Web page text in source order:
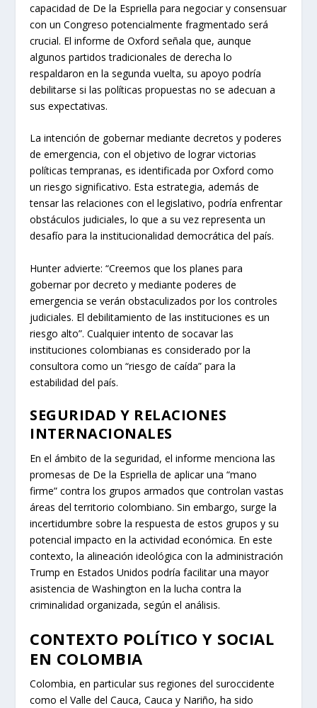
capacidad de De la Espriella para negociar y consensuar
con un Congreso potencialmente fragmentado será
crucial. El informe de Oxford señala que, aunque
algunos partidos tradicionales de derecha lo
respaldaron en la segunda vuelta, su apoyo podría
debilitarse si las políticas propuestas no se adecuan a
sus expectativas.
La intención de gobernar mediante decretos y poderes
de emergencia, con el objetivo de lograr victorias
políticas tempranas, es identificada por Oxford como
un riesgo significativo. Esta estrategia, además de
tensar las relaciones con el legislativo, podría enfrentar
obstáculos judiciales, lo que a su vez representa un
desafío para la institucionalidad democrática del país.
Hunter advierte: “Creemos que los planes para
gobernar por decreto y mediante poderes de
emergencia se verán obstaculizados por los controles
judiciales. El debilitamiento de las instituciones es un
riesgo alto”. Cualquier intento de socavar las
instituciones colombianas es considerado por la
consultora como un “riesgo de caída” para la
estabilidad del país.
SEGURIDAD Y RELACIONES
INTERNACIONALES
En el ámbito de la seguridad, el informe menciona las
promesas de De la Espriella de aplicar una “mano
firme” contra los grupos armados que controlan vastas
áreas del territorio colombiano. Sin embargo, surge la
incertidumbre sobre la respuesta de estos grupos y su
potencial impacto en la actividad económica. En este
contexto, la alineación ideológica con la administración
Trump en Estados Unidos podría facilitar una mayor
asistencia de Washington en la lucha contra la
criminalidad organizada, según el análisis.
CONTEXTO POLÍTICO Y SOCIAL
EN COLOMBIA
Colombia, en particular sus regiones del suroccidente
como el Valle del Cauca, Cauca y Nariño, ha sido